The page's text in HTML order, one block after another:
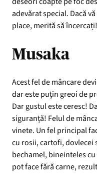
adevărat special. Dacă
place, merită să încercați!
Musaka
Acest fel de mâncare
dar este puțin greoi de
Dar gustul este ceresc!
siguranță! Felul de
vinete. Un fel principal
cu rosii, cartofi, dovlecei
bechamel, bineinteles
pot face fără carne,